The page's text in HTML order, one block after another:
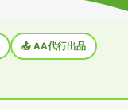
📤 AA代行出品